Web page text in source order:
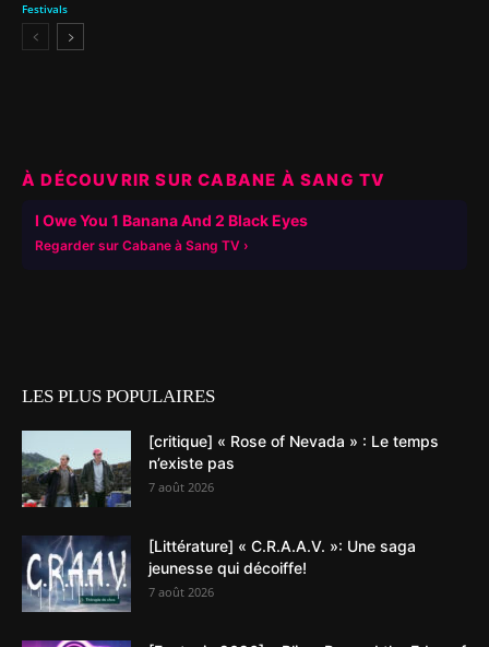
Festivals
À DÉCOUVRIR SUR CABANE À SANG TV
I Owe You 1 Banana And 2 Black Eyes
Regarder sur Cabane à Sang TV
LES PLUS POPULAIRES
[critique] « Rose of Nevada » : Le temps
n’existe pas
7 août 2026
[Littérature] « C.R.A.A.V. »: Une saga
jeunesse qui décoiffe!
7 août 2026